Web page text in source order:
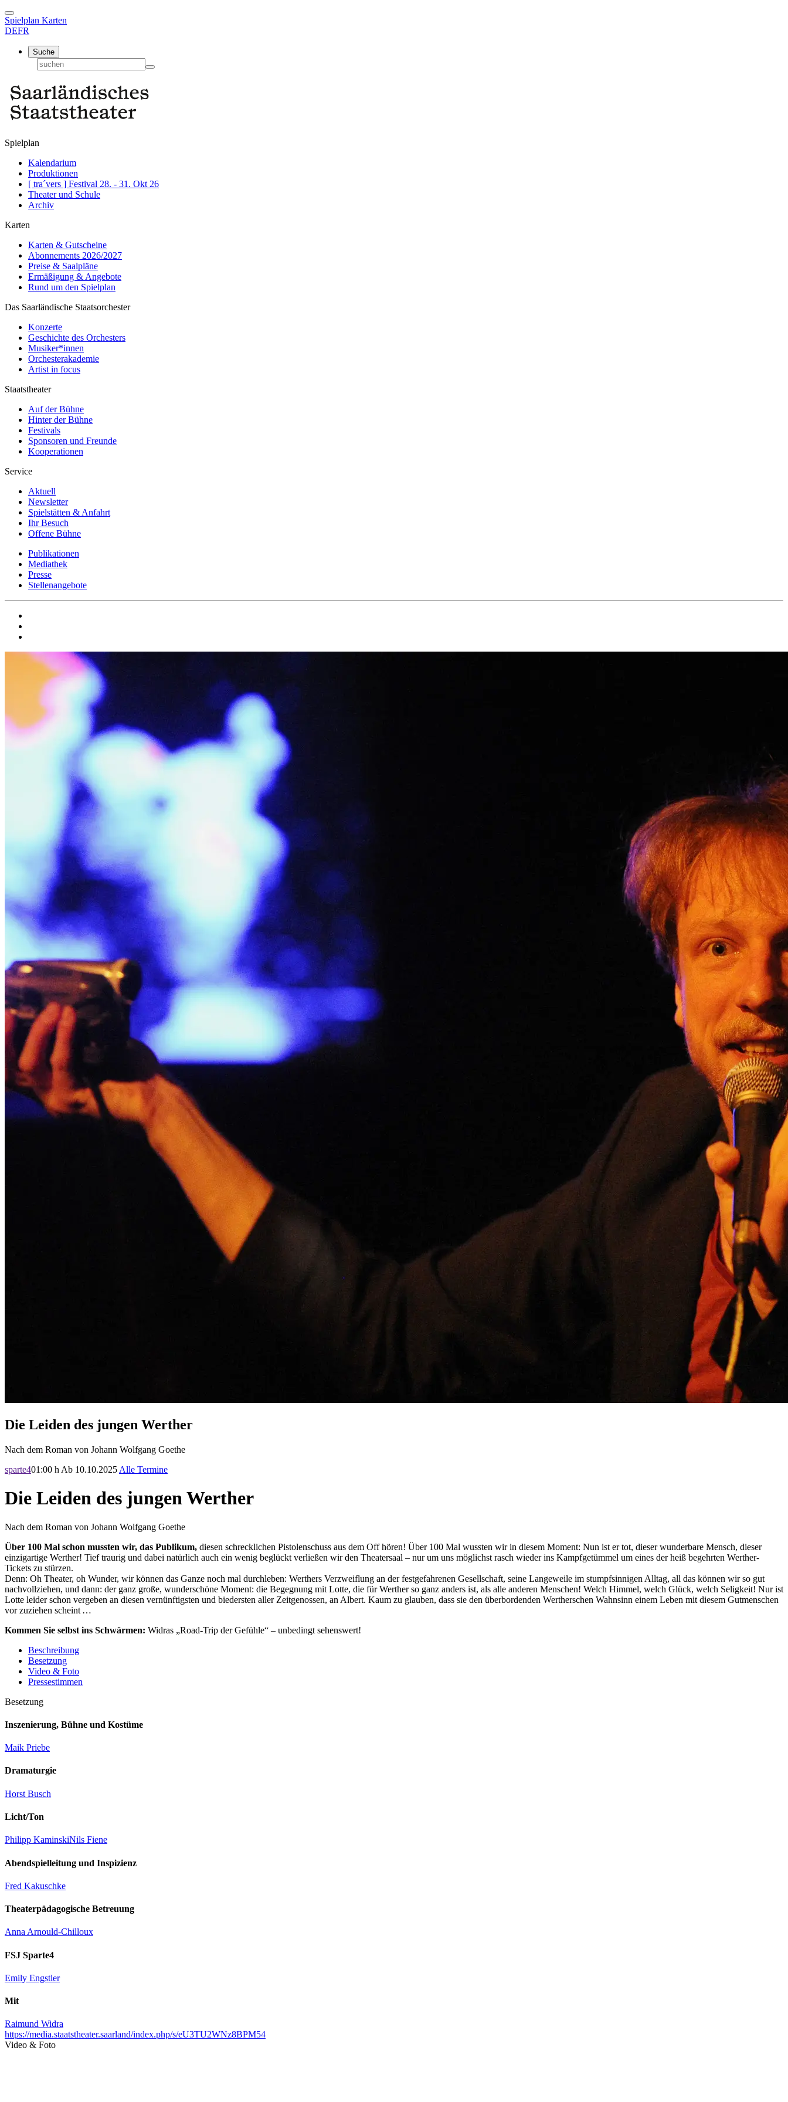
Spielplan Karten
DEFR
Suche
Spielplan
Kalendarium
Produktionen
[ tra´vers ] Festival 28. - 31. Okt 26
Theater und Schule
Archiv
Karten
Karten & Gutscheine
Abonnements 2026/2027
Preise & Saalpläne
Ermäßigung & Angebote
Rund um den Spielplan
Das Saarländische Staatsorchester
Konzerte
Geschichte des Orchesters
Musiker*innen
Orchesterakademie
Artist in focus
Staatstheater
Auf der Bühne
Hinter der Bühne
Festivals
Sponsoren und Freunde
Kooperationen
Service
Aktuell
Newsletter
Spielstätten & Anfahrt
Ihr Besuch
Offene Bühne
Publikationen
Mediathek
Presse
Stellenangebote
Die Leiden des jungen Werther
Nach dem Roman von Johann Wolfgang Goethe
sparte401:00 h Ab 10.10.2025 Alle Termine
Die Leiden des jungen Werther
Nach dem Roman von Johann Wolfgang Goethe
Über 100 Mal schon mussten wir, das Publikum, diesen schrecklichen Pistolenschuss aus dem Off hören! Über 100 Mal wussten wir in diesem Moment: Nun ist er tot, dieser wunderbare Mensch, dieser
einzigartige Werther! Tief traurig und dabei natürlich auch ein wenig beglückt verließen wir den Theatersaal – nur um uns möglichst rasch wieder ins Kampfgetümmel um eines der heiß begehrten Werther-
Tickets zu stürzen.
Denn: Oh Theater, oh Wunder, wir können das Ganze noch mal durchleben: Werthers Verzweiflung an der festgefahrenen Gesellschaft, seine Langeweile im stumpfsinnigen Alltag, all das können wir so gut
nachvollziehen, und dann: der ganz große, wunderschöne Moment: die Begegnung mit Lotte, die für Werther so ganz anders ist, als alle anderen Menschen! Welch Himmel, welch Glück, welch Seligkeit! Nur ist
Lotte leider schon vergeben an diesen vernünftigsten und biedersten aller Zeitgenossen, an Albert. Kaum zu glauben, dass sie den überbordenden Wertherschen Wahnsinn einem Leben mit diesem Gutmenschen
vor zuziehen scheint …
Kommen Sie selbst ins Schwärmen: Widras „Road-Trip der Gefühle“ – unbedingt sehenswert!
Beschreibung
Besetzung
Video & Foto
Pressestimmen
Besetzung
Inszenierung, Bühne und Kostüme
Maik Priebe
Dramaturgie
Horst Busch
Licht/Ton
Philipp KaminskiNils Fiene
Abendspielleitung und Inspizienz
Fred Kakuschke
Theaterpädagogische Betreuung
Anna Arnould-Chilloux
FSJ Sparte4
Emily Engstler
Mit
Raimund Widra
https://media.staatstheater.saarland/index.php/s/eU3TU2WNz8BPM54
Video & Foto